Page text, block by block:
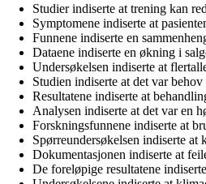
Studier indiserte at trening kan
Symptomene indiserte at
Funnene indiserte en
Dataene indiserte en økning i
Undersøkelsen indiserte at
Studien indiserte at det var
Resultatene indiserte at
Analysen indiserte at det var en
Forskningsfunnene indiserte at
Spørreundersøkelsen indiserte at
Dokumentasjonen indiserte at
De foreløpige resultatene